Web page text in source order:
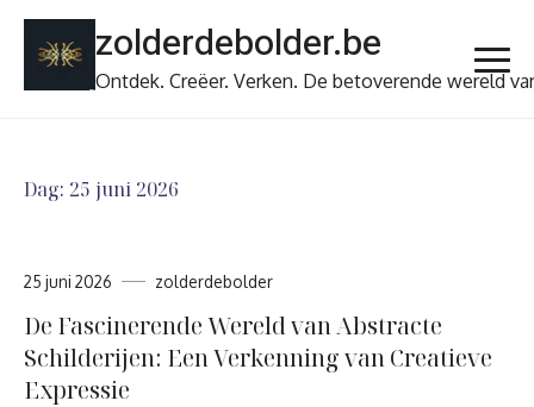
zolderdebolder.be
Ontdek. Creëer. Verken. De betoverende wereld
Dag: 25 juni 2026
25 juni 2026 zolderdebolder
De Fascinerende Wereld van Abstracte
Schilderijen: Een Verkenning van Creatieve
Expressie